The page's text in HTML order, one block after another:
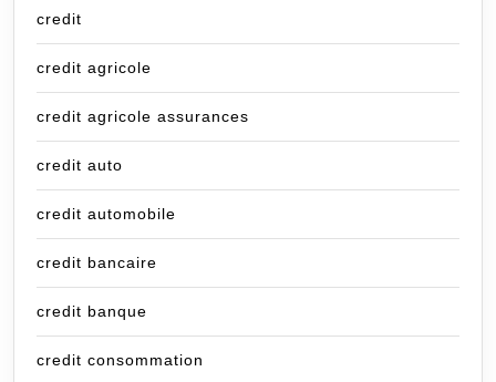
credit
credit agricole
credit agricole assurances
credit auto
credit automobile
credit bancaire
credit banque
credit consommation